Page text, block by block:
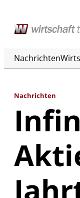
Nachrichten
Nachrichten